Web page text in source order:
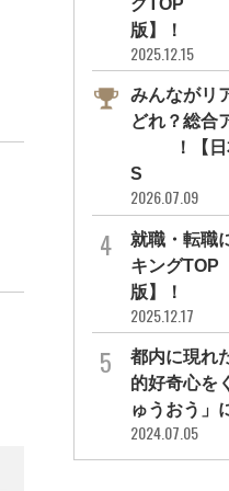
版】！
2025.12.15
みんながリ
どれ？総合
10！【日
S 2026
2026.07.09
就職・転職
キング
版】！
2025.12.17
都内に現れ
的好奇心を
ゅうおう」
2024.07.05